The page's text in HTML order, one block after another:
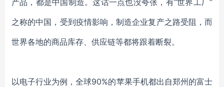
产品，都是中国制造。这话一点也没夸张，有“世界工厂”
之称的中国，受到疫情影响，制造企业复产之路受阻，而
世界各地的商品库存、供应链等都将跟着断裂。
以电子行业为例，全球90%的苹果手机都出自郑州的富士